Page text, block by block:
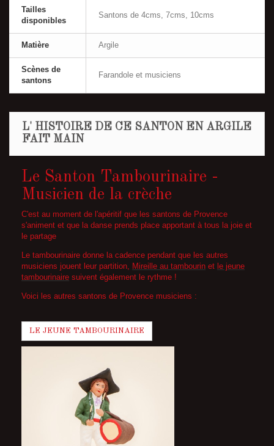
Tailles
disponibles
Santons de 4cms, 7cms, 10cms
Matière Argile
Scènes de
santons
Farandole et musiciens
L' HISTOIRE DE CE SANTON EN ARGILE
FAIT MAIN
Le Santon Tambourinaire -
Musicien de la crèche
C'est au moment de l'apéritif que les santons de Provence
s'animent et que la danse prends place apportant à tous la joie et
le partage
Le tambourinaire donne la cadence pendant que les autres
musiciens jouent leur partition, Mireille au tambourin et le jeune
tambourinaire suivent également le rythme !
Voici les autres santons de Provence musiciens :
LE JEUNE TAMBOURINAIRE